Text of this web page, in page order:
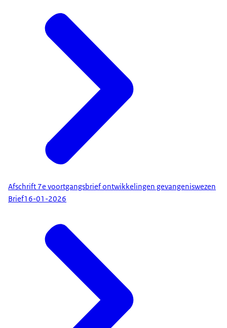
Afschrift 7e voortgangsbrief ontwikkelingen gevangeniswezen
Brief16-01-2026